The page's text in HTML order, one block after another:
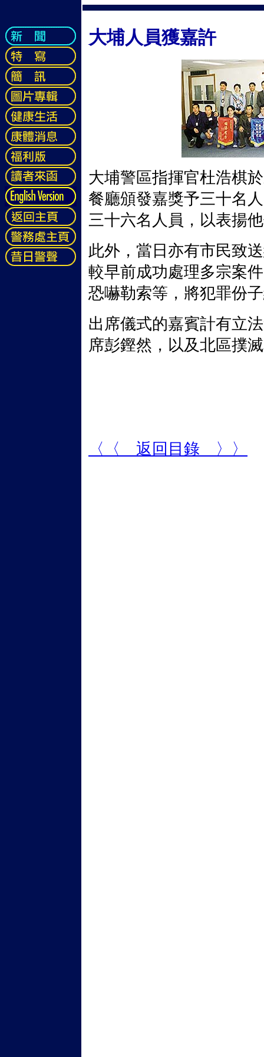
大埔人員獲嘉許
大埔警區指揮官杜浩棋
餐廳頒發嘉獎予三十名
三十六名人員，以表揚
此外，當日亦有市民致
較早前成功處理多宗案
恐嚇勒索等，將犯罪份
出席儀式的嘉賓計有立
席彭鏗然，以及北區撲
〈〈 返回目錄 〉〉